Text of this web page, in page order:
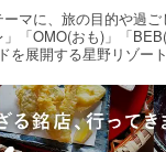
ーマに、旅の目的や過
「OMO(おも)」「
を展開する星野リゾー